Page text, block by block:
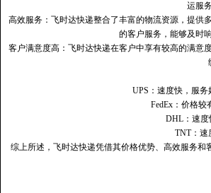
运服
高效服务：飞时达快递整合了丰富的物流资源，提供
的客户服务，能够及时
客户满意度高‌：飞时达快递在客户中享有较高的满意
UPS：速度快，服
FedEx：价格
DHL：速度
TNT：速
综上所述，飞时达快递凭借其价格优势、高效服务